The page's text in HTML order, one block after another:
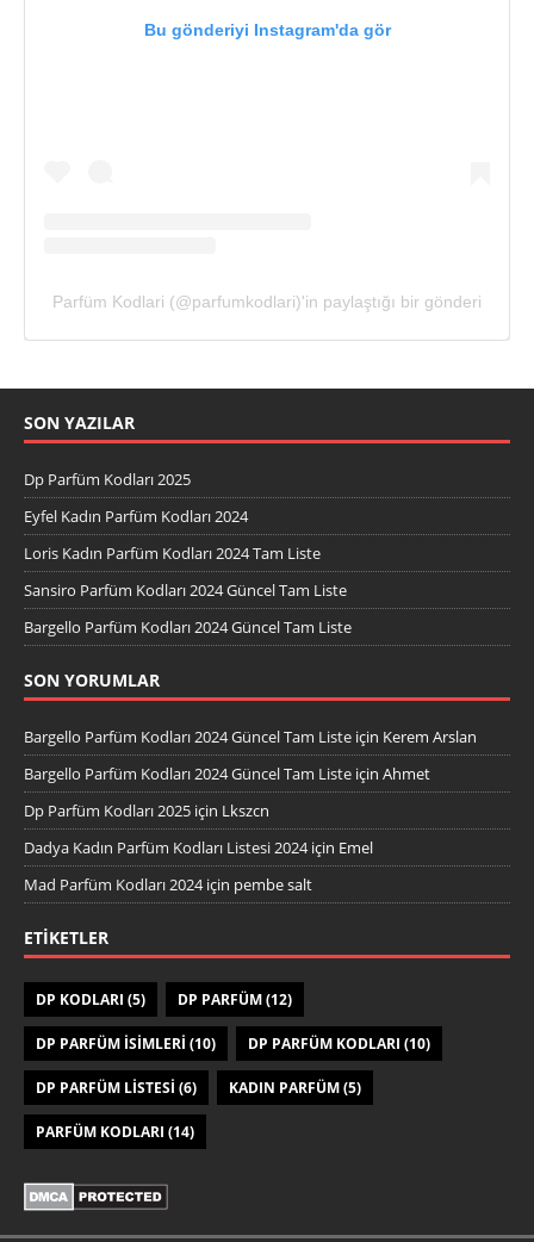
Bu gönderiyi Instagram'da gör
Parfüm Kodlari (@parfumkodlari)'in paylaştığı bir gönderi
SON YAZILAR
Dp Parfüm Kodları 2025
Eyfel Kadın Parfüm Kodları 2024
Loris Kadın Parfüm Kodları 2024 Tam Liste
Sansiro Parfüm Kodları 2024 Güncel Tam Liste
Bargello Parfüm Kodları 2024 Güncel Tam Liste
SON YORUMLAR
Bargello Parfüm Kodları 2024 Güncel Tam Liste için Kerem Arslan
Bargello Parfüm Kodları 2024 Güncel Tam Liste için Ahmet
Dp Parfüm Kodları 2025 için Lkszcn
Dadya Kadın Parfüm Kodları Listesi 2024için Emel
Mad Parfüm Kodları 2024için pembe salt
ETIKETLER
DP KODLARI (5) DP PARFÜM(12)
DP PARFÜM ISIMLERI (10) DP PARFÜM KODLARI (10)
DP PARFÜM LISTESI (6) KADIN PARFÜM(5)
PARFÜM KODLARI (14)